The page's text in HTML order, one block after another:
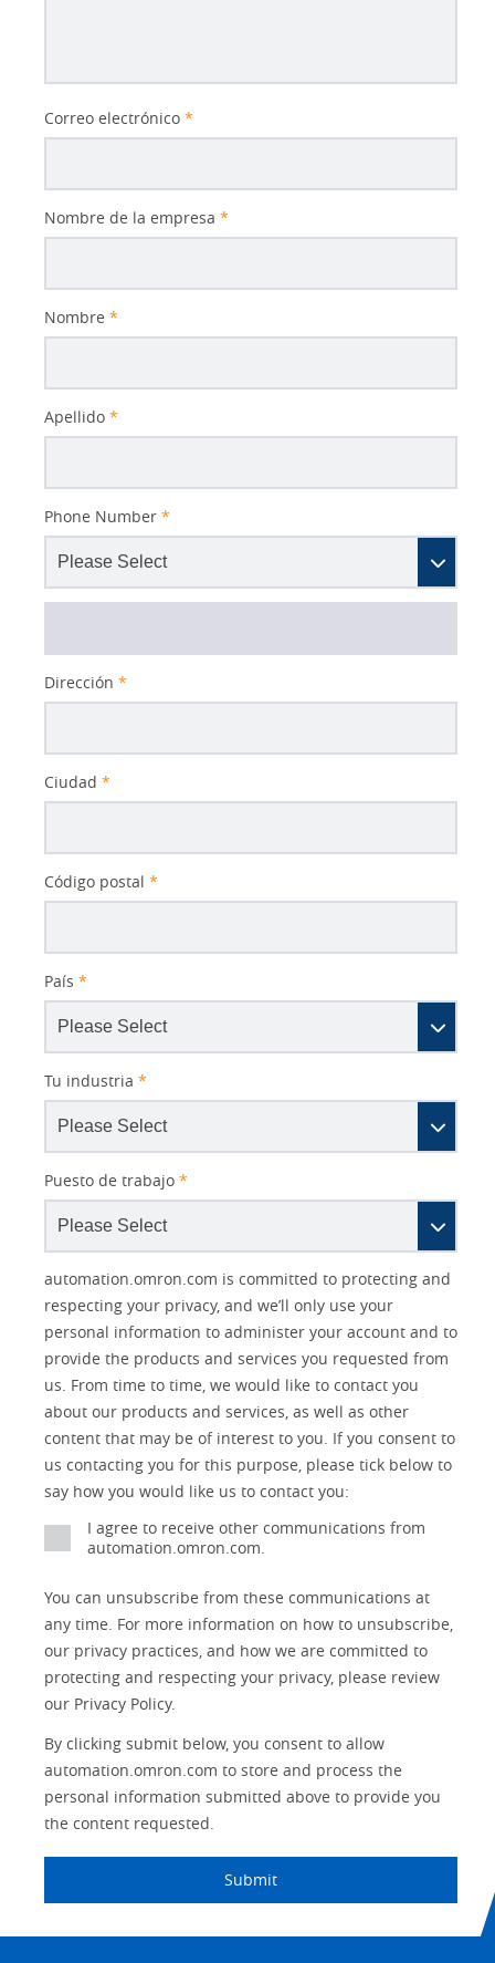
Correo electrónico *
Nombre de la empresa *
Nombre *
Apellido *
Phone Number *
Dirección *
Ciudad *
Código postal *
País *
Tu industria *
Puesto de trabajo *
Other
Source
Lead
Detail
Status
Opt-in
Marketing
No
Yes
I
an
Your
Product Family
Interest
Automation
Systems
Identification
and Vision
Drives
SYSMAC
Motion and
Drive
Panel
Building
Technical
Solutions Interest
IO Link
Panel Building
Quality Control
Safety Solutions
Technical Support
Training
Predictive
Maintenance
Flexible
Manufacturing
Sysmac Platform
Newsletter/Marketing
Product Launches
automation.omron.com is committed to protecting and
respecting your privacy, and we’ll only use your
personal information to administer your account and to
provide the products and services you requested from
us. From time to time, we would like to contact you
about our products and services, as well as other
content that may be of interest to you. If you consent to
us contacting you for this purpose, please tick below to
say how you would like us to contact you:
I agree to receive other communications from
automation.omron.com.
You can unsubscribe from these communications at
any time. For more information on how to unsubscribe,
our privacy practices, and how we are committed to
protecting and respecting your privacy, please review
our Privacy Policy.
By clicking submit below, you consent to allow
automation.omron.com to store and process the
personal information submitted above to provide you
the content requested.
Submit